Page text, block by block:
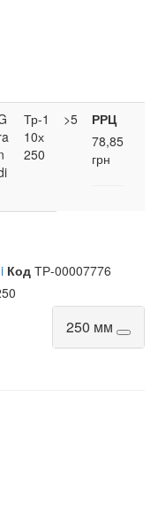
Тр-1
10х
250
>5
РРЦ
78,85
грн
Код ТР-00007776
250 мм